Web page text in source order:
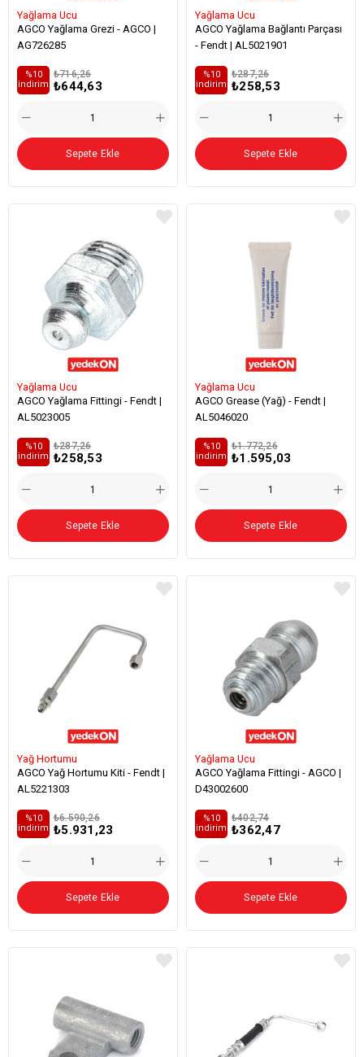
Yağlama Ucu
AGCO Yağlama Grezi - AGCO |
AG726285
₺644,63
₺716,26
%10
i̇ndirim
Sepete Ekle
Yağlama Ucu
AGCO Yağlama Bağlantı Parçası
- Fendt | AL5021901
₺258,53
₺287,26
%10
i̇ndirim
Sepete Ekle
Yağlama Ucu
AGCO Yağlama Fittingi - Fendt |
AL5023005
₺258,53
₺287,26
%10
i̇ndirim
Sepete Ekle
Yağlama Ucu
AGCO Grease (Yağ) - Fendt |
AL5046020
₺1.595,03
₺1.772,26
%10
i̇ndirim
Sepete Ekle
Yağ Hortumu
AGCO Yağ Hortumu Kiti - Fendt |
AL5221303
₺5.931,23
₺6.590,26
%10
i̇ndirim
Sepete Ekle
Yağlama Ucu
AGCO Yağlama Fittingi - AGCO |
D43002600
₺362,47
₺402,74
%10
i̇ndirim
Sepete Ekle